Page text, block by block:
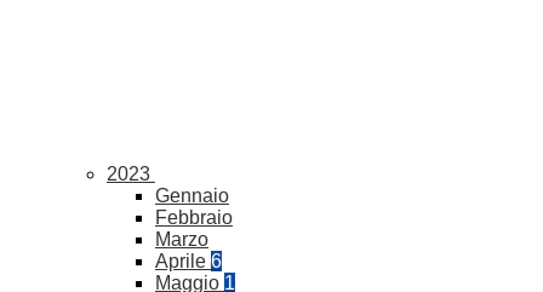
2023
Gennaio
Febbraio
Marzo
Aprile 6
Maggio 1